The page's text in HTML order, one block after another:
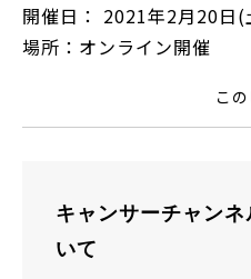
開催日： 2021年2月20日(
場所：オンライン開催
こ
キャンサーチャン
いて